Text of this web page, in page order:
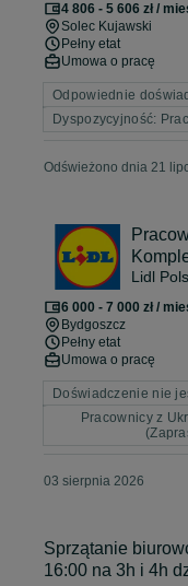
4 806 - 5 606 zł /
Solec Kujawski
Pełny etat
Umowa o pracę
Odpowiednie
Dyspozycyjność:
Odświeżono dnia 21
Lidl
6 000 - 7 000 zł /
Bydgoszcz
Pełny etat
Umowa o pracę
Doświadczenie nie
Pracownicy z
03 sierpnia 2026
Sprzątanie
16:00 na 3h i 4h